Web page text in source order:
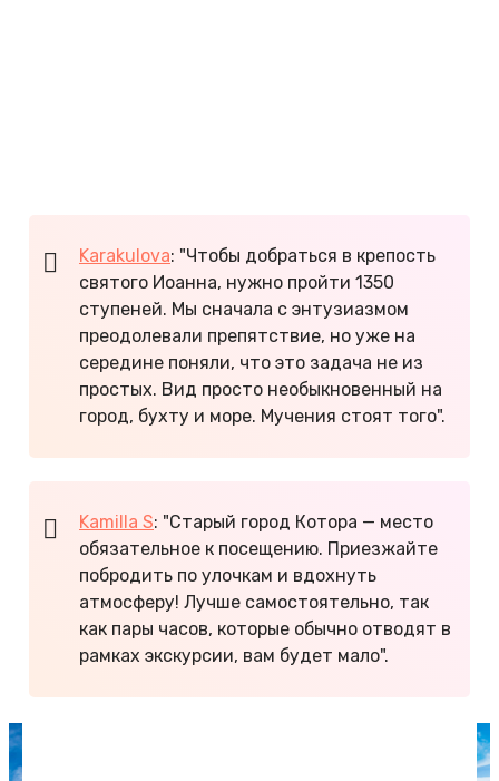
Karakulova: "Чтобы добраться в крепость
святого Иоанна, нужно пройти 1350
ступеней. Мы сначала с энтузиазмом
преодолевали препятствие, но уже на
середине поняли, что это задача не из
простых. Вид просто необыкновенный на
город, бухту и море. Мучения стоят того".
Kamilla S: "Старый город Котора — место
обязательное к посещению. Приезжайте
побродить по улочкам и вдохнуть
атмосферу! Лучше самостоятельно, так
как пары часов, которые обычно отводят в
рамках экскурсии, вам будет мало".